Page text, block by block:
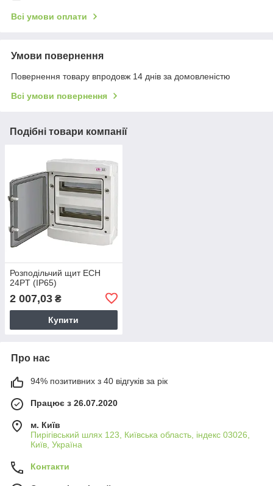
Всі умови оплати
Умови повернення
Повернення товару впродовж 14 днів за домовленістю
Всі умови повернення
Подібні товари компанії
Розподільчий щит ECH
24PT (IP65)
2 007,03 ₴
Купити
Про нас
94% позитивних з 40 відгуків за рік
Працює з 26.07.2020
м. Київ
Пирігівський шлях 123, Київська область, індекс 03026,
Київ, Україна
Контакти